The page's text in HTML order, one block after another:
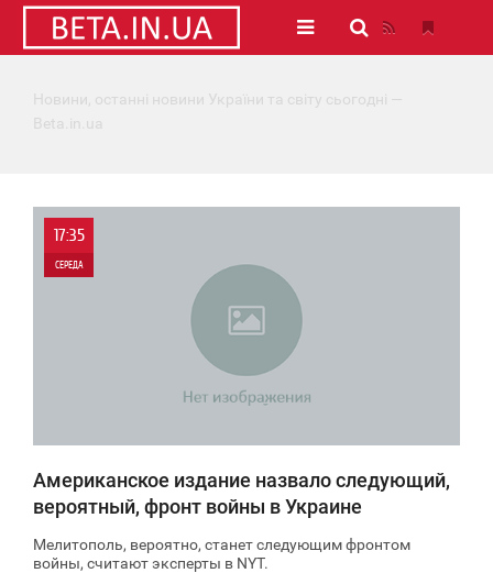
Новини, останні новини України та світу сьогодні —
Beta.in.ua
17:35
СЕРЕДА
Американское издание назвало следующий,
вероятный, фронт войны в Украине
Мелитополь, вероятно, станет следующим фронтом
войны, считают эксперты в NYT.